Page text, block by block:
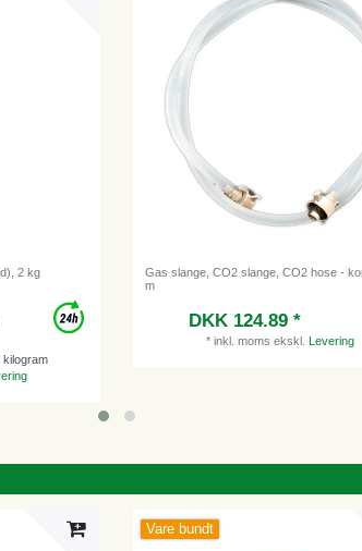
2 kg
kilogram
Gas slange, CO2 slange, CO2 hose -
m
DKK 124.89 *
* inkl. moms ekskl. Levering
Vare bundt